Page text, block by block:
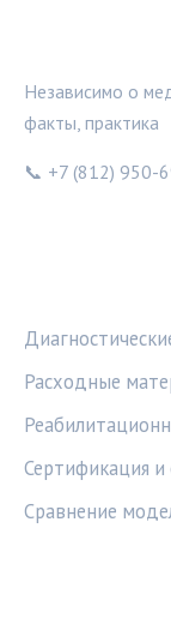
Независимо о
факты, практика
📞 +7 (812) 950-
Расходные
Сертификация
Сравнение